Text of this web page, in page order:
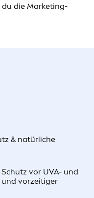
du die Marketing-
& natürliche
vor UVA- und
und vorzeitiger